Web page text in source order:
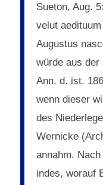
Sueton, Aug.
velut
Augustus
würde aus der
Ann. d. ist.
wenn dieser
des
Wernicke
annahm.
indes, worauf